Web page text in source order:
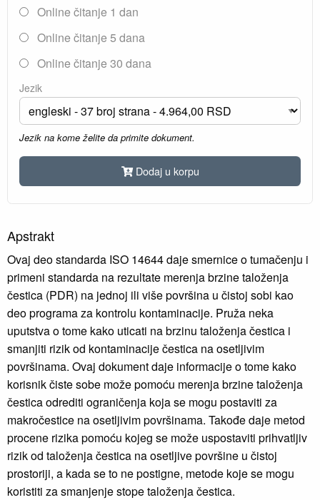
Online čitanje 1 dan
Online čitanje 5 dana
Online čitanje 30 dana
Jezik
Jezik na kome želite da primite dokument.
Dodaj u korpu
Apstrakt
Ovaj deo standarda ISO 14644 daje smernice o tumačenju i
primeni standarda na rezultate merenja brzine taloženja
čestica (PDR) na jednoj ili više površina u čistoj sobi kao
deo programa za kontrolu kontaminacije. Pruža neka
uputstva o tome kako uticati na brzinu taloženja čestica i
smanjiti rizik od kontaminacije čestica na osetljivim
površinama. Ovaj dokument daje informacije o tome kako
korisnik čiste sobe može pomoću merenja brzine taloženja
čestica odrediti ograničenja koja se mogu postaviti za
makročestice na osetljivim površinama. Takođe daje metod
procene rizika pomoću kojeg se može uspostaviti prihvatljiv
rizik od taloženja čestica na osetljive površine u čistoj
prostoriji, a kada se to ne postigne, metode koje se mogu
koristiti za smanjenje stope taloženja čestica.